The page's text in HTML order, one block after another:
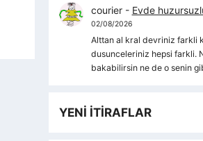
courier- Evde
02/08/2026
Alttan al kral devriniz farkli
dusunceleriniz hepsi farkli.
bakabilirsin ne de o senin
YENİ İTİRAFLAR